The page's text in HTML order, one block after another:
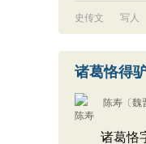
史传文 写人
诸葛恪得
陈寿 〔魏
诸葛恪字